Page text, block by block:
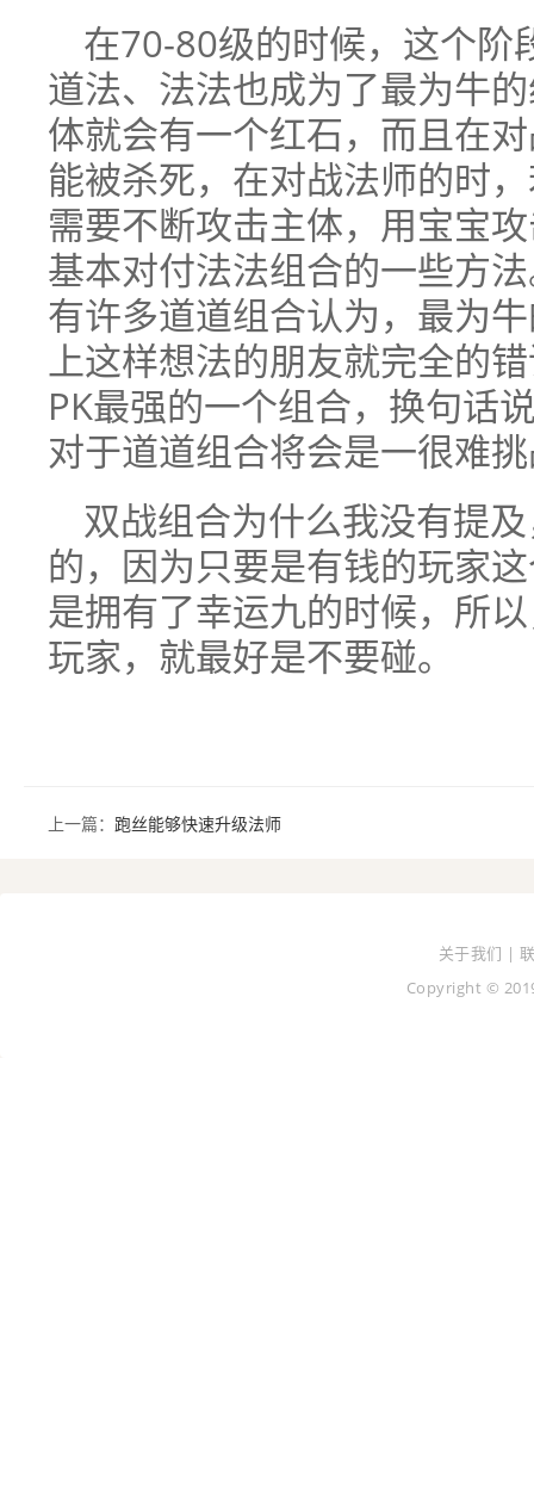
在70-80级的时候，这个阶
道法、法法也成为了最为牛
体就会有一个红石，而且在
能被杀死，在对战法师的时
需要不断攻击主体，用宝宝
基本对付法法组合的一些方
有许多道道组合认为，最为
上这样想法的朋友就完全的
PK最强的一个组合，换句话
对于道道组合将会是一很难
双战组合为什么我没有提
的，因为只要是有钱的玩家
是拥有了幸运九的时候，所
玩家，就最好是不要碰。
上一篇： 跑丝能够快速升级法师
关于我们 |
Copyright ©